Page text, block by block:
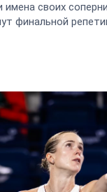
имена своих
финальной